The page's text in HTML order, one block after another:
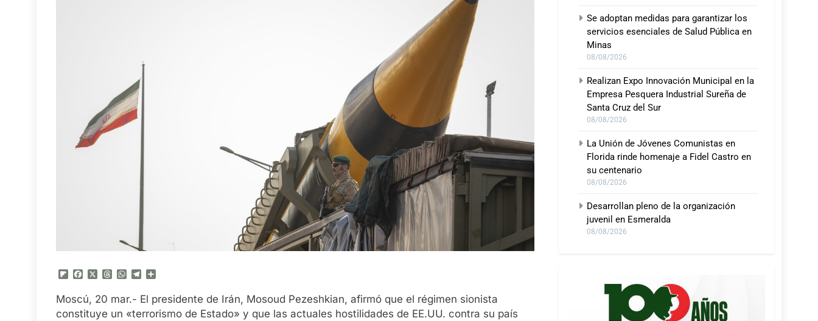
Flipboard
Facebook
X Threads
WhatsApp
Telegram
Moscú, 20 mar.- El presidente de Irán, Mosoud Pezeshkian, afirmó que el régimen sionista
constituye un «terrorismo de Estado» y que las actuales hostilidades de EE.UU. contra su país
Se adoptan medidas para garantizar los
servicios esenciales de Salud Pública en
Minas
08/08/2026
Realizan Expo Innovación Municipal en la
Empresa Pesquera Industrial Sureña de
Santa Cruz del Sur
08/08/2026
La Unión de Jóvenes Comunistas en
Florida rinde homenaje a Fidel Castro en
su centenario
08/08/2026
Desarrollan pleno de la organización
juvenil en Esmeralda
08/08/2026